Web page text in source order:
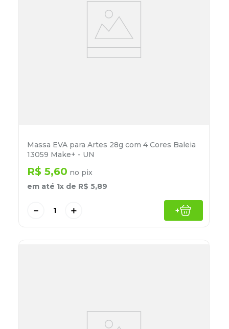
Massa EVA para Artes 28g com 4 Cores Baleia
13059 Make+ - UN
R$ 5,60 no pix
em até 1x de R$ 5,89
＋
－ +